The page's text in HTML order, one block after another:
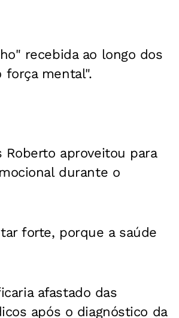
recebida ao longo dos
mental".
aproveitou para
durante o
forte, porque a saúde
afastado das
após o diagnóstico da